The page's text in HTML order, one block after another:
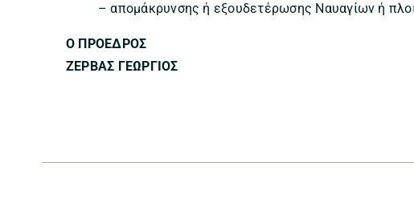
– απομάκρυνσης ή εξουδετέρωσης Ναυαγίων ή
Ο ΠΡΟΕΔΡΟΣ
ΖΕΡΒΑΣ ΓΕΩΡΓΙΟΣ